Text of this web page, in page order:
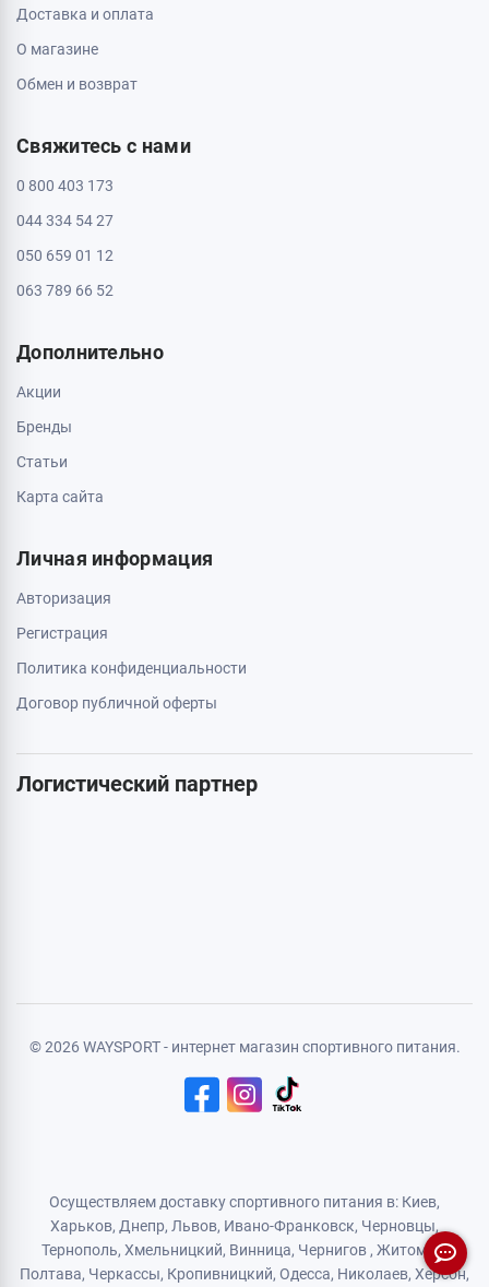
Полтава, 36000, ул. Небесной Сотни 2
Пн - Вс: с 10:00 до 20:00
ТРЦ Депот, 2 этаж
Черкассы, 18005, бул. Шевченка, 195
Информация
Контакты
Доставка и оплата
Обмен и возврат
Свяжитесь с нами
0 800 403 173
044 334 54 27
063 789 66 52
Дополнительно
Акции
Бренды
Карта сайта
Логистический партнер